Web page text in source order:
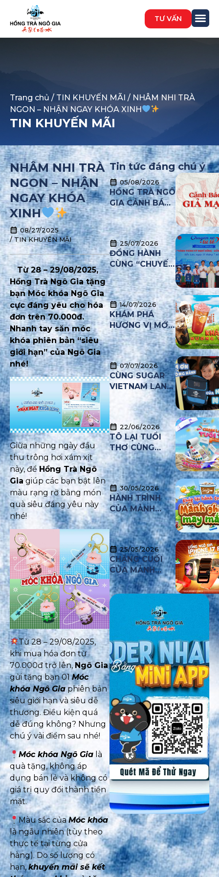
TƯ VẤN
Trang chủ / TIN KHUYẾN MÃI / NHÂM NHI TRÀ
NGON – NHẬN NGAY KHÓA XINH
TIN KHUYẾN MÃI
NHÂM NHI TRÀ
NGON – NHẬN
NGAY KHÓA
XINH
08/27/2025
/ TIN KHUYẾN MÃI
Từ 28 – 29/08/2025,
Hồng Trà Ngô Gia tặng
bạn Móc khóa Ngô Gia
cực đáng yêu cho hóa
đơn trên 70.000đ.
Nhanh tay săn móc
khóa phiên bản “siêu
giới hạn” của Ngô Gia
nhé!
Giữa những ngày đầu
thu trông hơi xám xịt
này, để Hồng Trà Ngô
Gia giúp các bạn bật lên
màu rạng rỡ bằng món
quà siêu đáng yêu này
nhé!
Từ 28 – 29/08/2025,
khi mua hóa đơn từ
70.000đ trở lên, Ngô Gia
gửi tặng bạn 01Móc
khóa Ngô Giaphiên bản
siêu giới hạn và siêu dễ
thương. Điều kiện quá
dễ đúng không? Nhưng
chú ý vài điểm sau nhé!
Móc khóa Ngô Gia là
quà tặng, không áp
dụng bán lẻ và không có
giá trị quy đổi thành tiền
mặt.
Màu sắc củaMóc khóa
là ngẫu nhiên (tùy theo
thực tế tại từng cửa
hàng). Do số lượng có
hạn,khuyến mãi sẽ kết
Tin tức đáng chú ý
05/08/2026
HỒNG TRÀ NGÔ
GIA CẢNH BÁO
TÌNH TRẠNG
GIẢ MẠO
THƯƠNG HIỆU
NHẰM TƯ VẤN
NHƯỢNG
QUYỀN VÀ
TUYỂN DỤNG
TRÁI PHÉP
25/07/2026
ĐỒNG HÀNH
CÙNG “CHUYẾN
XE TỬ TẾ”
14/07/2026
KHÁM PHÁ
HƯƠNG VỊ MỚI
THÁNG 7
07/07/2026
CÙNG SUGAR
VIETNAM LAN
TỎA YÊU
THƯƠNG – MÙA
22/06/2026
TÔ LẠI TUỔI
THƠ CÙNG
HỒNG TRÀ NGÔ
GIA
30/05/2026
HÀNH TRÌNH
CỦA MẢNH
GHÉP MAY MẮN
CHÍNH THỨC
KHÉP LẠI
25/05/2026
CHẶNG CUỐI
CỦA MẢNH
GHÉP MAY MẮN